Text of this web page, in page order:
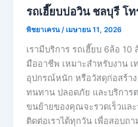
รถเฮี๊ยบบ่อวิน ชลบุรี โ
พิชยาเครน / เมษายน 11, 2026
เรามีบริการ รถเฮี๊ยบ 6ล้อ
มืออาชีพ เหมาะสำหรับงาน
อุปกรณ์หนัก หรือวัสดุก่อสร้า
ทนทาน ปลอดภัย และบริการ
ขนย้ายของคุณจะรวดเร็วแล
ติดต่อเราได้ทุกวัน เพื่อสอบถ